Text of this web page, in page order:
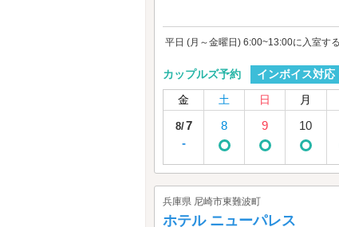
平日 (月～金曜日) 6:00~13:00に入室す
カップルズ予約
インボイス対応
金
土 日 月
8/7
-
8 9 10
兵庫県 尼崎市東難波町
ホテル ニューパレス